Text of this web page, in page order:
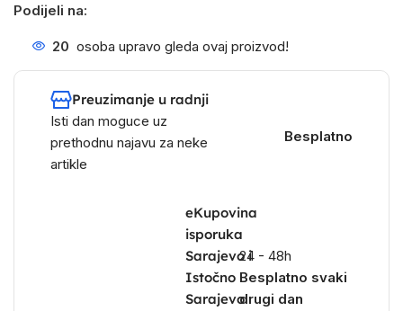
Podijeli na:
20 osoba upravo gleda ovaj proizvod!
Preuzimanje u radnji
Isti dan moguce uz
prethodnu najavu za neke
artikle
Besplatno
eKupovina
isporuka
Sarajevo i
Istočno
Sarajevo
24 - 48h
Besplatno svaki
drugi dan